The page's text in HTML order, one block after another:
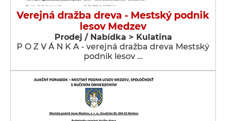
Verejná dražba dreva - Mestský podnik
lesov Medzev
Prodej / Nabídka > Kulatina
P O Z V Á N K A - verejná dražba dreva Mestský
podnik lesov …